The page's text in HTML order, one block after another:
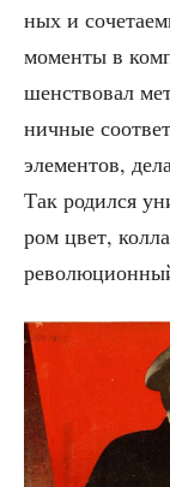
ных и
момен­ты в
шен­ство­вал
нич­ные
эле­мен­тов,
Так родил­ся
ром цвет,